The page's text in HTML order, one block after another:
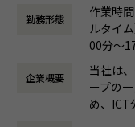
で、実力を発揮！メ
ション」
トにおいて、お客様
貫して関与いただき
ステム開発や導入を
勤務形態
作業時
ルタイ
00分～17時50分 ※1
勤扱い
働き方：
時間外
休憩時
企業概要
当社は
ープの
め、ICT